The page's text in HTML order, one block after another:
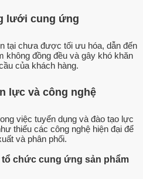
lưới cung ứng
tại chưa được tối ưu hóa, dẫn đến
không đồng đều và gây khó khăn
của khách hàng.
lực và công nghệ
việc tuyển dụng và đào tạo lực
thiếu các công nghệ hiện đại để
và phân phối.
tổ chức cung ứng sản phẩm